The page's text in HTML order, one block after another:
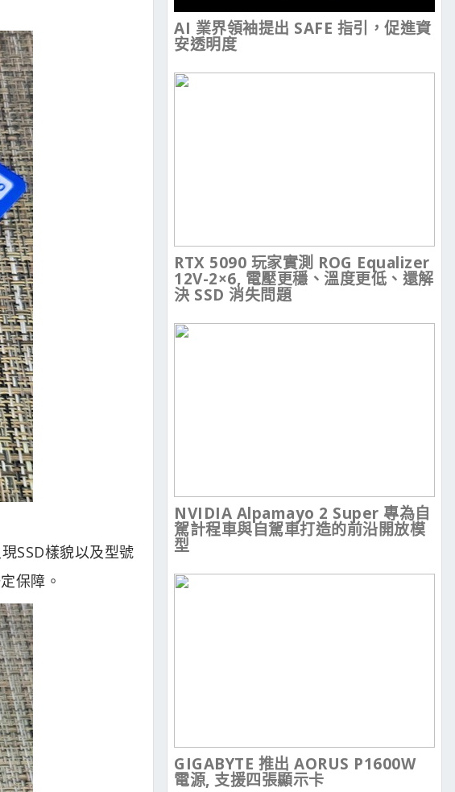
SSD樣貌以及型號
保障。
AI 業界領袖提出 SAFE 指引，促進資
安透明度
RTX 5090 玩家實測 ROG Equalizer
12V-2×6, 電壓更穩、溫度更低、還解
決 SSD 消失問題
NVIDIA Alpamayo 2 Super 專為自
駕計程車與自駕車打造的前沿開放模
型
GIGABYTE 推出 AORUS P1600W
電源, 支援四張顯示卡